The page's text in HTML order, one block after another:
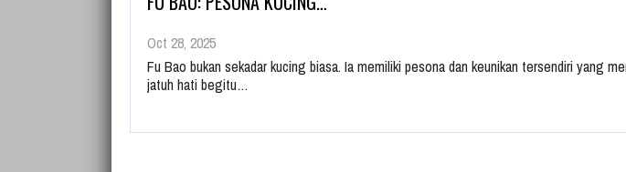
Oct 28, 2025
Fu Bao bukan sekadar kucing biasa. Ia memiliki pesona dan keunikan tersendiri yang
jatuh hati begitu…